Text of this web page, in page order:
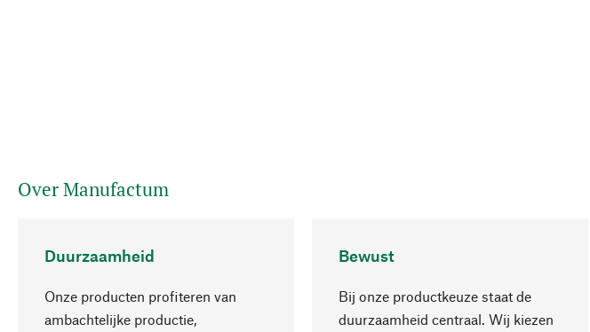
Over Manufactum
Duurzaamheid
Onze producten profiteren van
ambachtelijke productie,
Bewust
Bij onze productkeuze staat de
duurzaamheid centraal. Wij kiezen